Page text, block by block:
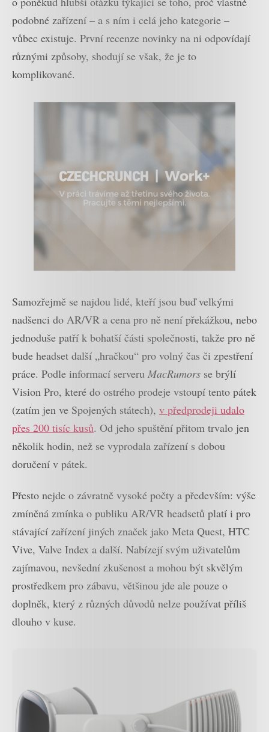
podobné zařízení – a s ním i celá jeho kategorie –
vůbec existuje. První recenze novinky na ni odpovídají
různými způsoby, shodují se však, že je to
komplikované.
Samozřejmě se najdou lidé, kteří jsou buď velkými
nadšenci do AR/VR a cena pro ně není překážkou, nebo
jednoduše patří k bohatší části společnosti, takže pro ně
bude headset další „hračkou“ pro volný čas či zpestření
práce. Podle informací serveru MacRumors se brýlí
Vision Pro, které do ostrého prodeje vstoupí tento pátek
(zatím jen ve Spojených státech), v předprodeji udalo
přes 200 tisíc kusů. Od jeho spuštění přitom trvalo jen
několik hodin, než se vyprodala zařízení s dobou
doručení v pátek.
Přesto nejde o závratně vysoké počty a především: výše
zmíněná zmínka o publiku AR/VR headsetů platí i pro
stávající zařízení jiných značek jako Meta Quest, HTC
Vive, Valve Index a další. Nabízejí svým uživatelům
zajímavou, nevšední zkušenost a mohou být skvělým
prostředkem pro zábavu, většinou jde ale pouze o
doplněk, který z různých důvodů nelze používat příliš
dlouho v kuse.